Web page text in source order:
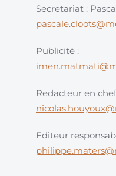
Secretariat :
Publicité :
Redacteur en
Editeur